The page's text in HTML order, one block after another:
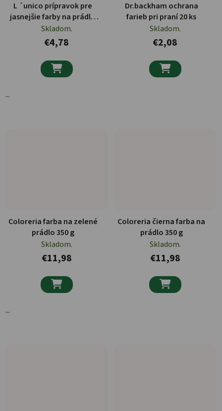
L ´unico prípravok pre
jasnejšie farby na prádlo
30 ks
Skladom.
€4,78

...
Dr.backham ochrana
farieb pri praní 20 ks
Skladom.
€2,08

Coloreria farba na zelené
prádlo 350 g
Skladom.
€11,98

...
Coloreria čierna farba na
prádlo 350 g
Skladom.
€11,98
